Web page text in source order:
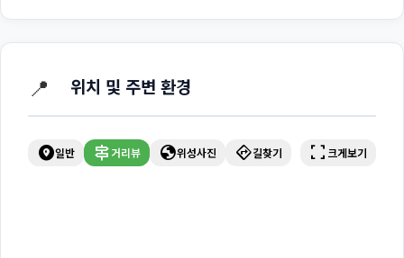
📍 위치 및 주변 환경
explore_nearby일반 signpost거리뷰 globe위성사진 directions길찾기 fullscreen 크게보기